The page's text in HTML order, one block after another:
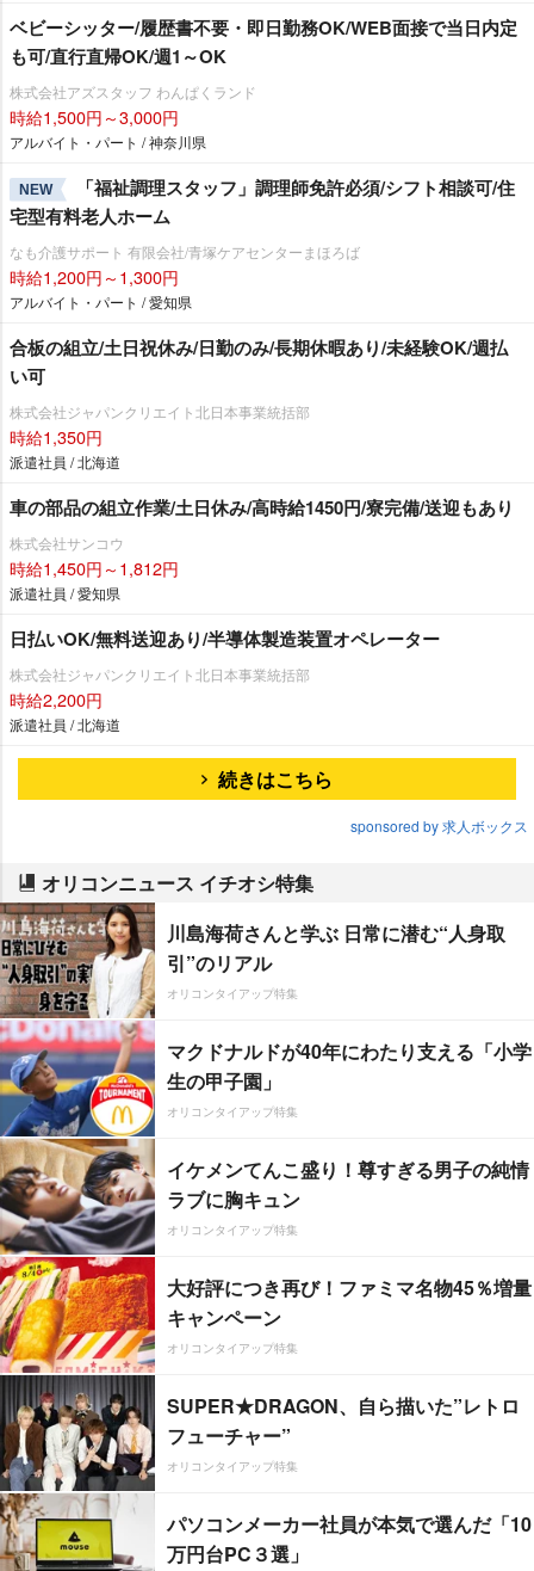
ベビーシッター/履歴書不要・即日勤務OK/WEB面接で当日内定
も可/直行直帰OK/週1～OK
株式会社アズスタッフ わんぱくランド
時給1,500円～3,000円
アルバイト・パート / 神奈川県
NEW
「福祉調理スタッフ」調理師免許必須/シフト相談可/住
宅型有料老人ホーム
なも介護サポート 有限会社/青塚ケアセンターまほろば
時給1,200円～1,300円
アルバイト・パート / 愛知県
合板の組立/土日祝休み/日勤のみ/長期休暇あり/未経験OK/週払
い可
株式会社ジャパンクリエイト北日本事業統括部
時給1,350円
派遣社員 / 北海道
車の部品の組立作業/土日休み/高時給1450円/寮完備/送迎もあり
株式会社サンコウ
時給1,450円～1,812円
派遣社員 / 愛知県
日払いOK/無料送迎あり/半導体製造装置オペレーター
株式会社ジャパンクリエイト北日本事業統括部
時給2,200円
派遣社員 / 北海道
続きはこちら
sponsored by 求人ボックス
オリコンニュース イチオシ特集
川島海荷さんと学ぶ 日常に潜む“人身取
引”のリアル
オリコンタイアップ特集
マクドナルドが40年にわたり支える「小学
生の甲子園」
オリコンタイアップ特集
イケメンてんこ盛り！尊すぎる男子の純情
ラブに胸キュン
オリコンタイアップ特集
大好評につき再び！ファミマ名物45％増量
キャンペーン
オリコンタイアップ特集
SUPER★DRAGON、自ら描いた”レトロ
フューチャー”
オリコンタイアップ特集
パソコンメーカー社員が本気で選んだ「10
万円台PC３選」